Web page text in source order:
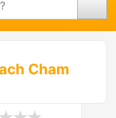
Cham